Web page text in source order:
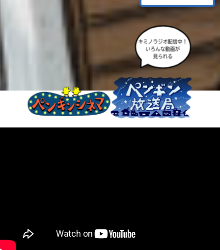
キミノラジオ配信中！
いろんな動画が
見られる
度
み
て
ね
る